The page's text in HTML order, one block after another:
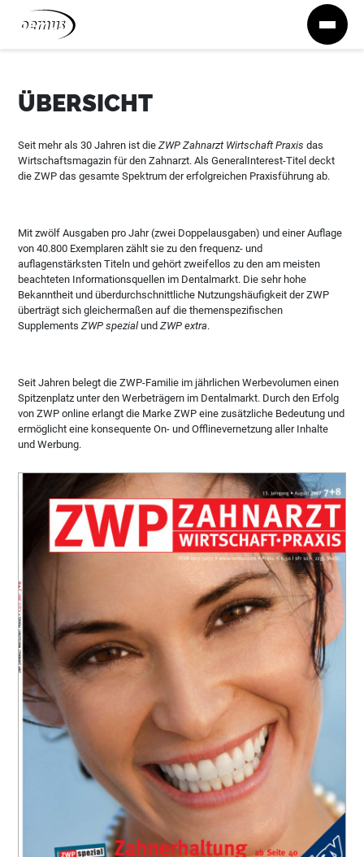
Zum Inhalt springen
ÜBERSICHT
Seit mehr als 30 Jahren ist dieZWP Zahnarzt Wirtschaft Praxis das
Wirtschaftsmagazin für den Zahnarzt. Als GeneralInterest-Titel deckt
die ZWP das gesamte Spektrum der erfolgreichen Praxisführung ab.
Mit zwölf Ausgaben pro Jahr (zwei Doppelausgaben) und einer Auflage
von 40.800 Exemplaren zählt sie zu den frequenz- und
auflagenstärksten Titeln und gehört zweifellos zu den am meisten
beachteten Informationsquellen im Dentalmarkt. Die sehr hohe
Bekanntheit und überdurchschnittliche Nutzungshäufigkeit der ZWP
überträgt sich gleichermaßen auf die themenspezifischen
SupplementsZWP spezial undZWP extra.
Seit Jahren belegt die ZWP-Familie im jährlichen Werbevolumen einen
Spitzenplatz unter den Werbeträgern im Dentalmarkt. Durch den Erfolg
von ZWP online erlangt die Marke ZWP eine zusätzliche Bedeutung und
ermöglicht eine konsequente On- und Offlinevernetzung aller Inhalte
und Werbung.